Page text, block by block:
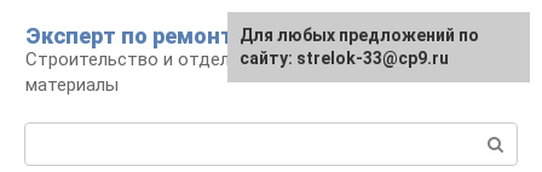
контенту
Эксперт по ремонту
Строительство и отделка: работы и
материалы
Для любых предложений по
сайту: strelok-33@cp9.ru
Для любых предложений по
сайту: strelok-33@cp9.ru